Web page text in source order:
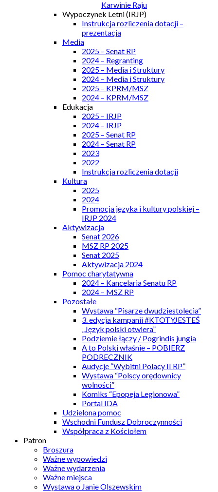
Karwinie Raju
Wypoczynek Letni (IRJP)
Instrukcja rozliczenia dotacji –
prezentacja
Media
2025 – Senat RP
2024 – Regranting
2025 – Media i Struktury
2024 – Media i Struktury
2025 – KPRM/MSZ
2024 – KPRM/MSZ
Edukacja
2025 – IRJP
2024 – IRJP
2025 – Senat RP
2024 – Senat RP
2023
2022
Instrukcja rozliczenia dotacji
Kultura
2025
2024
Promocja języka i kultury polskiej –
IRJP 2024
Aktywizacja
Senat 2026
MSZ RP 2025
Senat 2025
Aktywizacja 2024
Pomoc charytatywna
2024 – Kancelaria Senatu RP
2024 – MSZ RP
Pozostałe
Wystawa “Pisarze dwudziestolecia”
3. edycja kampanii #KTOTYJESTEŚ
„Język polski otwiera”
Podziemie łączy / Pogrindis jungia
A to Polski właśnie – POBIERZ
PODRECZNIK
Audycje “Wybitni Polacy II RP”
Wystawa “Polscy orędownicy
wolności”
Komiks “Epopeja Legionowa”
Portal IDA
Udzielona pomoc
Wschodni Fundusz Dobroczynności
Współpraca z Kościołem
Patron
Broszura
Ważne wypowiedzi
Ważne wydarzenia
Ważne miejsca
Wystawa o Janie Olszewskim